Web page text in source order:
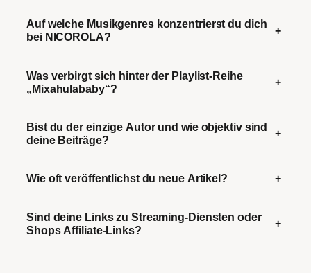
Auf welche Musikgenres konzentrierst du dich
bei NICOROLA?
+
Was verbirgt sich hinter der Playlist-Reihe
„Mixahulababy“?
+
Bist du der einzige Autor und wie objektiv sind
deine Beiträge?
+
Wie oft veröffentlichst du neue Artikel? +
Sind deine Links zu Streaming-Diensten oder
Shops Affiliate-Links?
+